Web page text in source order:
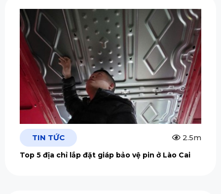
TIN TỨC 2.5m
Top 5 địa chỉ lắp đặt giáp bảo vệ pin ở Lào Cai